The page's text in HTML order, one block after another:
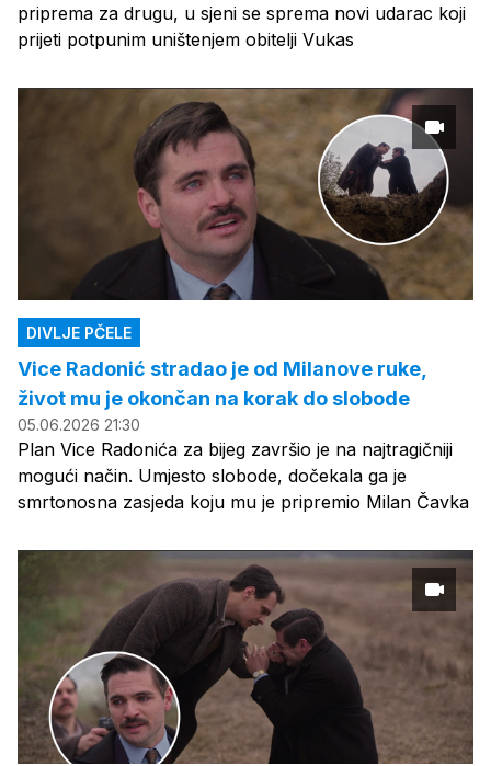
priprema za drugu, u sjeni se sprema novi udarac koji
prijeti potpunim uništenjem obitelji Vukas
DIVLJE PČELE
Vice Radonić stradao je od Milanove ruke,
život mu je okončan na korak do slobode
05.06.2026 21:30
Plan Vice Radonića za bijeg završio je na najtragičniji
mogući način. Umjesto slobode, dočekala ga je
smrtonosna zasjeda koju mu je pripremio Milan Čavka